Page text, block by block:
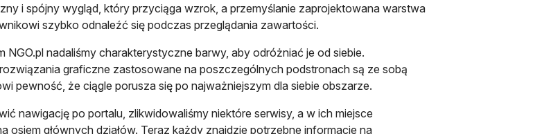
i spójny wygląd, który przyciąga wzrok, a przemyślanie zaprojektowana warstwa
szybko odnaleźć się podczas przeglądania zawartości.
NGO.pl nadaliśmy charakterystyczne barwy, aby odróżniać je od siebie.
graficzne zastosowane na poszczególnych podstronach są ze sobą
pewność, że ciągle porusza się po najważniejszym dla siebie obszarze.
nawigację po portalu, zlikwidowaliśmy niektóre serwisy, a w ich miejsce
osiem głównych działów. Teraz każdy znajdzie potrzebne informacje na